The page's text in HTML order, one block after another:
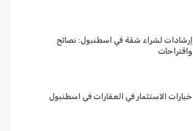
إرشادات لشراء شقة في اسطنبول: نصائح
واقتراحات
خيارات الاستثمار في العقارات في اسطنبول